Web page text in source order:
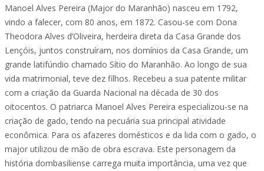
Manoel Alves Pereira (Major do Maranhão) nasceu em 1792,
vindo a falecer, com 80 anos, em 1872. Casou-se com Dona
Theodora Alves d’Oliveira, herdeira direta da Casa Grande dos
Lençóis, juntos construíram, nos domínios da Casa Grande, um
grande latifúndio chamado Sítio do Maranhão. Ao longo de sua
vida matrimonial, teve dez filhos. Recebeu a sua patente militar
com a criação da Guarda Nacional na década de 30 dos
oitocentos. O patriarca Manoel Alves Pereira especializou-se na
criação de gado, tendo na pecuária sua principal atividade
econômica. Para os afazeres domésticos e da lida com o gado, o
major utilizou de mão de obra escrava. Este personagem da
história dombasiliense carrega muita importância, uma vez que